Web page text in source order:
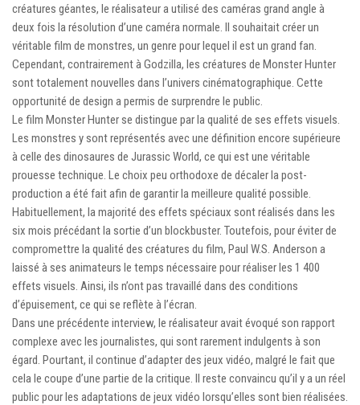
créatures géantes, le réalisateur a utilisé des caméras grand angle à
deux fois la résolution d’une caméra normale. Il souhaitait créer un
véritable film de monstres, un genre pour lequel il est un grand fan.
Cependant, contrairement à Godzilla, les créatures de Monster Hunter
sont totalement nouvelles dans l’univers cinématographique. Cette
opportunité de design a permis de surprendre le public.
Le film Monster Hunter se distingue par la qualité de ses effets visuels.
Les monstres y sont représentés avec une définition encore supérieure
à celle des dinosaures de Jurassic World, ce qui est une véritable
prouesse technique. Le choix peu orthodoxe de décaler la post-
production a été fait afin de garantir la meilleure qualité possible.
Habituellement, la majorité des effets spéciaux sont réalisés dans les
six mois précédant la sortie d’un blockbuster. Toutefois, pour éviter de
compromettre la qualité des créatures du film, Paul W.S. Anderson a
laissé à ses animateurs le temps nécessaire pour réaliser les 1 400
effets visuels. Ainsi, ils n’ont pas travaillé dans des conditions
d’épuisement, ce qui se reflète à l’écran.
Dans une précédente interview, le réalisateur avait évoqué son rapport
complexe avec les journalistes, qui sont rarement indulgents à son
égard. Pourtant, il continue d’adapter des jeux vidéo, malgré le fait que
cela le coupe d’une partie de la critique. Il reste convaincu qu’il y a un réel
public pour les adaptations de jeux vidéo lorsqu’elles sont bien réalisées.